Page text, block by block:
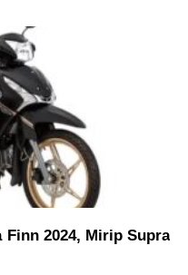
Finn 2024, Mirip Supra